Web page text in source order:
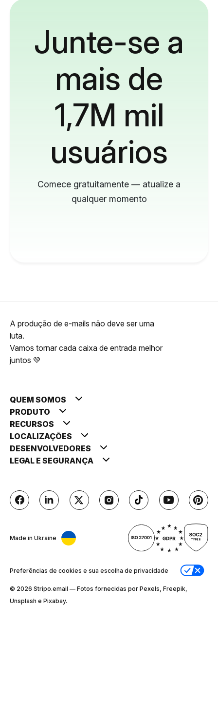
Junte-se a
mais de
1,7M mil
usuários
Comece gratuitamente — atualize a
qualquer momento
A produção de e-mails não deve ser uma
luta.
Vamos tornar cada caixa de entrada melhor
juntos 💚
QUEM SOMOS
PRODUTO
RECURSOS
LOCALIZAÇÕES
DESENVOLVEDORES
LEGAL E SEGURANÇA
Made in Ukraine
Preferências de cookies e sua escolha de privacidade
© 2026 Stripо.email — Fotos fornecidas por Pexels, Freepik,
Unsplash e Pixabay.